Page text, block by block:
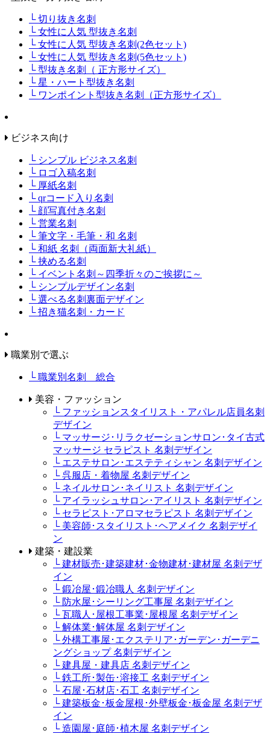
└ 切り抜き名刺
└ 女性に人気 型抜き名刺
└ 女性に人気 型抜き名刺(2色セット)
└ 女性に人気 型抜き名刺(5色セット)
└ 型抜き名刺（ 正方形サイズ）
└ 星・ハート型抜き名刺
└ ワンポイント型抜き名刺（正方形サイズ）
ビジネス向け
└ シンプル ビジネス名刺
└ ロゴ入稿名刺
└ 厚紙名刺
└ qrコード入り名刺
└ 顔写真付き名刺
└ 営業名刺
└ 筆文字・毛筆・和 名刺
└ 和紙 名刺（両面新大礼紙）
└ 挟める名刺
└ イベント名刺～四季折々のご挨拶に～
└ シンプルデザイン名刺
└ 選べる名刺裏面デザイン
└ 招き猫名刺・カード
職業別で選ぶ
└ 職業別名刺 総合
美容・ファッション
└ ファッションスタイリスト・アパレル店員名刺
デザイン
└ マッサージ･リラクゼーションサロン･タイ古式
マッサージ セラピスト 名刺デザイン
└ エステサロン･エステティシャン 名刺デザイン
└ 呉服店・着物屋 名刺デザイン
└ ネイルサロン･ネイリスト 名刺デザイン
└ アイラッシュサロン･アイリスト 名刺デザイン
└ セラピスト･アロマセラピスト 名刺デザイン
└ 美容師･スタイリスト･ヘアメイク 名刺デザイ
ン
建築・建設業
└ 建材販売･建築建材･金物建材･建材屋 名刺デザ
イン
└ 鍛冶屋･鍛冶職人 名刺デザイン
└ 防水屋･シーリング工事屋 名刺デザイン
└ 瓦職人･屋根工事業･屋根屋 名刺デザイン
└ 解体業･解体屋 名刺デザイン
└ 外構工事屋･エクステリア･ガーデン･ガーデニ
ングショップ 名刺デザイン
└ 建具屋・建具店 名刺デザイン
└ 鉄工所･製缶･溶接工 名刺デザイン
└ 石屋･石材店･石工 名刺デザイン
└ 建築板金･板金屋根･外壁板金･板金屋 名刺デザ
イン
└ 造園屋･庭師･植木屋 名刺デザイン